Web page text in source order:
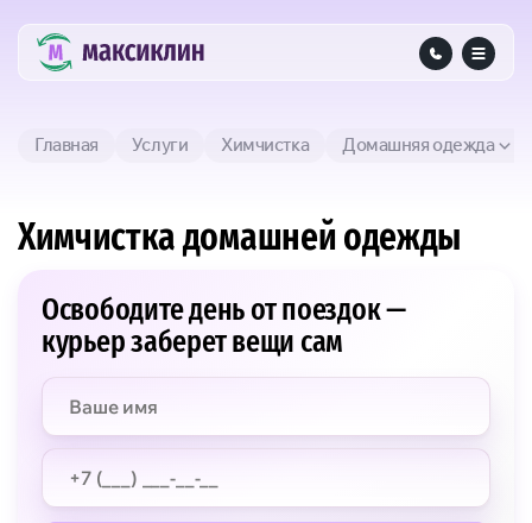
Главная Услуги Химчистка Домашняя одежда
Химчистка домашней одежды
Освободите день от поездок —
курьер заберет вещи сам